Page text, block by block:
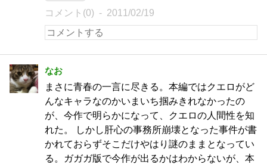
コメント(0) 2011/02/19
なお
まさに青春の一言に尽きる。本編ではクエロがど
んなキャラなのかいまいち掴みきれなかったの
が、今作で明らかになって、クエロの人間性を知
れた。 しかし肝心の事務所崩壊となった事件が書
かれておらずそこだけやはり謎のままとなってい
る。ガガガ版で今作が出るかはわからないが、本